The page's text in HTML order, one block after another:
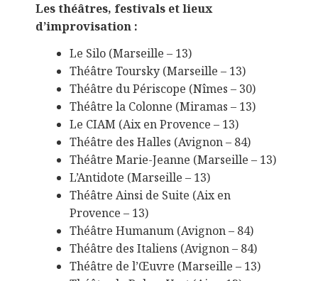
Les théâtres, festivals et lieux
d’improvisation :
Le Silo (Marseille – 13)
Théâtre Toursky (Marseille – 13)
Théâtre du Périscope (Nîmes – 30)
Théâtre la Colonne (Miramas – 13)
Le CIAM (Aix en Provence – 13)
Théâtre des Halles (Avignon – 84)
Théâtre Marie-Jeanne (Marseille – 13)
L’Antidote (Marseille – 13)
Théâtre Ainsi de Suite (Aix en
Provence – 13)
Théâtre Humanum (Avignon – 84)
Théâtre des Italiens (Avignon – 84)
Théâtre de l’Œuvre (Marseille – 13)